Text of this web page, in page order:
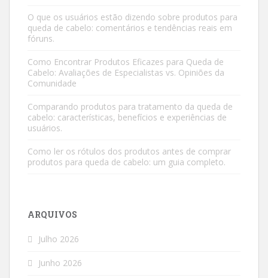
O que os usuários estão dizendo sobre produtos para
queda de cabelo: comentários e tendências reais em
fóruns.
Como Encontrar Produtos Eficazes para Queda de
Cabelo: Avaliações de Especialistas vs. Opiniões da
Comunidade
Comparando produtos para tratamento da queda de
cabelo: características, benefícios e experiências de
usuários.
Como ler os rótulos dos produtos antes de comprar
produtos para queda de cabelo: um guia completo.
ARQUIVOS
Julho 2026
Junho 2026